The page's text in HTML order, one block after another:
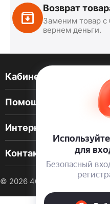
Возврат
Заменим товар с
вернем деньги.
Кабинет покупателя
Помощь покупателю
Интернет-магазин
Контакты
© 2026 40 DEN. Интернет-